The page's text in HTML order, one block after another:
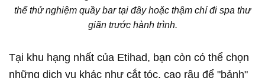
thể thử nghiệm quầy bar tại đây hoặc thậm chí đi spa thư
giãn trước hành trình.
Tại khu hạng nhất của Etihad, bạn còn có thể chọn
những dịch vụ khác như cắt tóc, cạo râu để "bảnh"